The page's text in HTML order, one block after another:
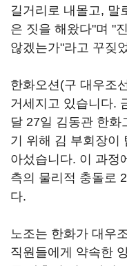
길거리로 내몰고, 말
은 짓을 해왔다"며 "
않겠는가"라고 꾸짖
한화오션(구 대우조
거세지고 있습니다.
달 27일 김동관 한
기 위해 김 부회장이
아섰습니다. 이 과정
측의 물리적 충돌로
다.
노조는 한화가 대우
직원들에게 약속한